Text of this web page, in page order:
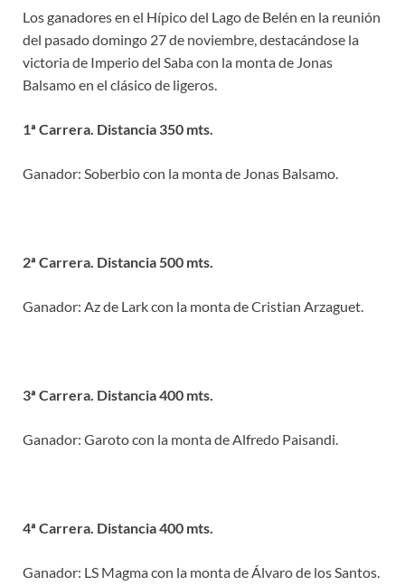
Los ganadores en el Hípico del Lago de Belén en la reunión
del pasado domingo 27 de noviembre, destacándose la
victoria de Imperio del Saba con la monta de Jonas
Balsamo en el clásico de ligeros.
1ª Carrera. Distancia 350 mts.
Ganador: Soberbio con la monta de Jonas Balsamo.
2ª Carrera. Distancia 500 mts.
Ganador: Az de Lark con la monta de Cristian Arzaguet.
3ª Carrera. Distancia 400 mts.
Ganador: Garoto con la monta de Alfredo Paisandi.
4ª Carrera. Distancia 400 mts.
Ganador: LS Magma con la monta de Álvaro de los Santos.